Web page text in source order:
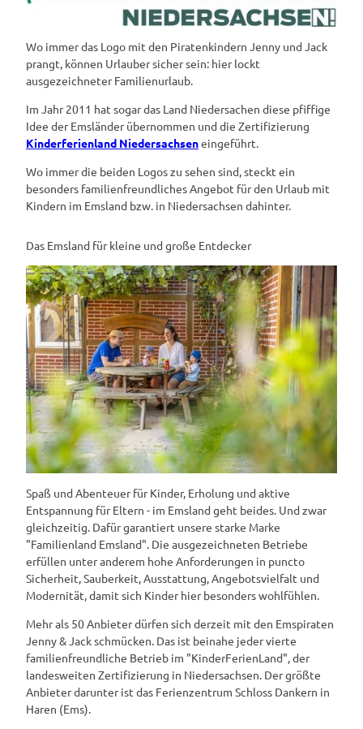
Wo immer das Logo mit den Piratenkindern Jenny und Jack
prangt, können Urlauber sicher sein: hier lockt
ausgezeichneter Familienurlaub.
Im Jahr 2011 hat sogar das Land Niedersachen diese pfiffige
Idee der Emsländer übernommen und die Zertifizierung
Kinderferienland Niedersachseneingeführt.
Wo immer die beiden Logos zu sehen sind, steckt ein
besonders familienfreundliches Angebot für den Urlaub mit
Kindern im Emsland bzw. in Niedersachsen dahinter.
Das Emsland für kleine und große Entdecker
Spaß und Abenteuer für Kinder, Erholung und aktive
Entspannung für Eltern - im Emsland geht beides. Und zwar
gleichzeitig. Dafür garantiert unsere starke Marke
"Familienland Emsland". Die ausgezeichneten Betriebe
erfüllen unter anderem hohe Anforderungen in puncto
Sicherheit, Sauberkeit, Ausstattung, Angebotsvielfalt und
Modernität, damit sich Kinder hier besonders wohlfühlen.
Mehr als 50 Anbieter dürfen sich derzeit mit den Emspiraten
Jenny & Jack schmücken. Das ist beinahe jeder vierte
familienfreundliche Betrieb im "KinderFerienLand", der
landesweiten Zertifizierung in Niedersachsen. Der größte
Anbieter darunter ist das Ferienzentrum Schloss Dankern in
Haren (Ems).